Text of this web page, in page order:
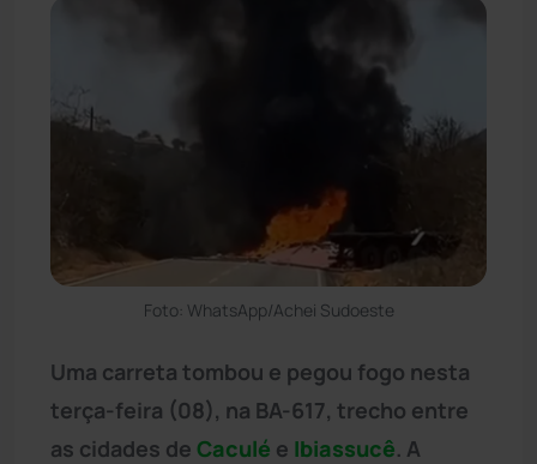
Foto: WhatsApp/Achei Sudoeste
Uma carreta tombou e pegou fogo nesta
terça-feira (08), na BA-617, trecho entre
as cidades de Caculé e Ibiassucê. A